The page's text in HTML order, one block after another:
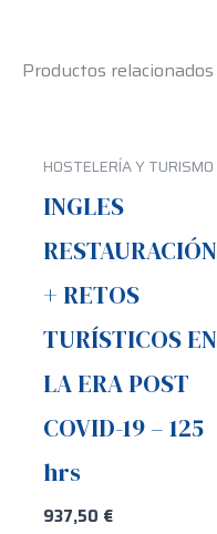
Productos relacionados
HOSTELERÍA Y TURISMO
INGLES
RESTAURACIÓN
+ RETOS
TURÍSTICOS EN
LA ERA POST
COVID-19 – 125
hrs
937,50 €